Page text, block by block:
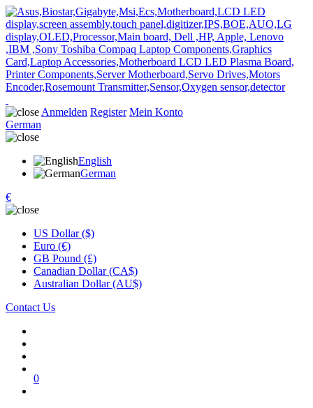
Anmelden Register Mein Konto
German
English
German
€
US Dollar ($)
Euro (€)
GB Pound (£)
Canadian Dollar (CA$)
Australian Dollar (AU$)
Contact Us
0